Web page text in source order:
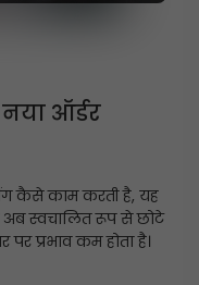
ऑर्डर
कैसे काम करती है, यह
अब स्वचालित रूप से छोटे
पर प्रभाव कम होता है।